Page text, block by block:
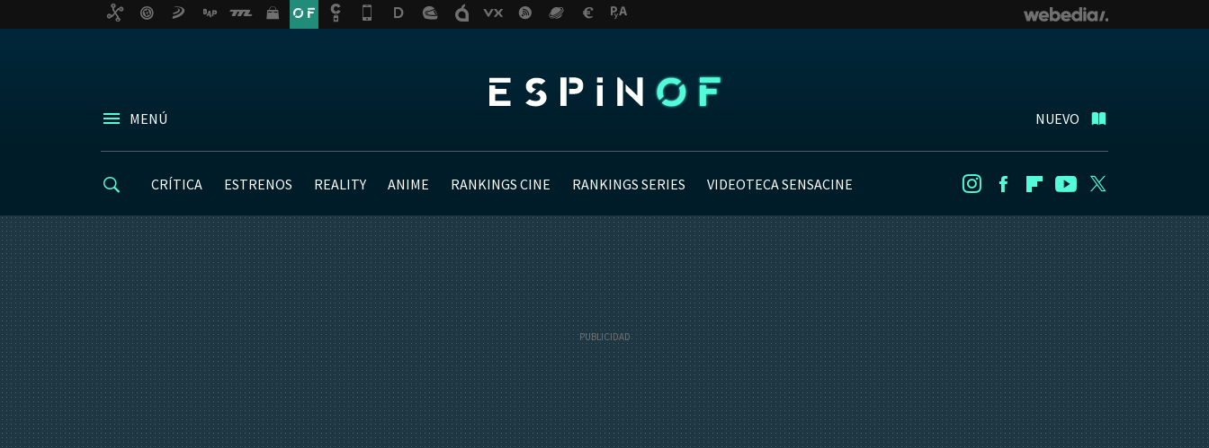
MENÚ NUEVO
CRÍTICA ESTRENOS REALITY ANIME RANKINGS CINE RANKINGS SERIES VIDEOTECA SENSACINE InstagramFacebookFlipboard
Youtube